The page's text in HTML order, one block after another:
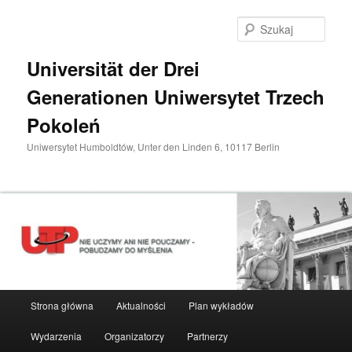
Universität der Drei
Generationen Uniwersytet Trzech
Pokoleń
Uniwersytet Humboldtów, Unter den Linden 6, 10117 Berlin
Strona główna Aktualności Plan wykładów
Wydarzenia Organizatorzy Partnerzy